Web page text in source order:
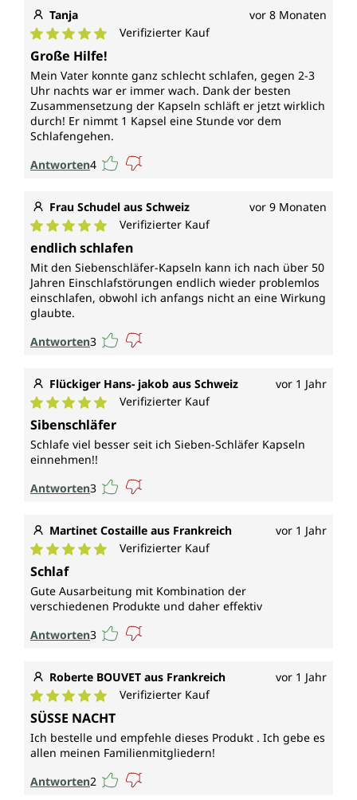
Tanja vor 8 Monaten
Durchschnittliche Bewertung von 5 von 5 Sternen
Verifizierter Kauf
Große Hilfe!
Mein Vater konnte ganz schlecht schlafen, gegen 2-3
Uhr nachts war er immer wach. Dank der besten
Zusammensetzung der Kapseln schläft er jetzt wirklich
durch! Er nimmt 1 Kapsel eine Stunde vor dem
Schlafengehen.
Antworten4
Frau Schudel aus Schweiz vor 9 Monaten
Durchschnittliche Bewertung von 5 von 5 Sternen
Verifizierter Kauf
endlich schlafen
Mit den Siebenschläfer-Kapseln kann ich nach über 50
Jahren Einschlafstörungen endlich wieder problemlos
einschlafen, obwohl ich anfangs nicht an eine Wirkung
glaubte.
Antworten3
Flückiger Hans- jakob aus Schweiz vor 1 Jahr
Durchschnittliche Bewertung von 5 von 5 Sternen
Verifizierter Kauf
Sibenschläfer
Schlafe viel besser seit ich Sieben-Schläfer Kapseln
einnehmen!!
Antworten3
Martinet Costaille aus Frankreich vor 1 Jahr
Durchschnittliche Bewertung von 5 von 5 Sternen
Verifizierter Kauf
Schlaf
Gute Ausarbeitung mit Kombination der
verschiedenen Produkte und daher effektiv
Antworten3
Roberte BOUVET aus Frankreich vor 1 Jahr
Durchschnittliche Bewertung von 5 von 5 Sternen
Verifizierter Kauf
SÜSSE NACHT
Ich bestelle und empfehle dieses Produkt . Ich gebe es
allen meinen Familienmitgliedern!
Antworten2